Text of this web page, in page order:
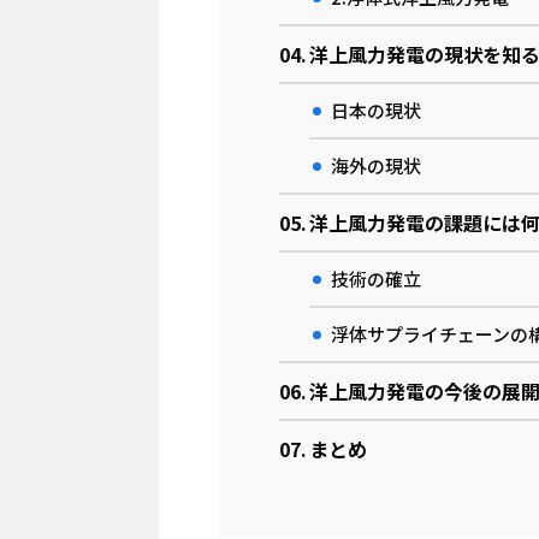
洋上風力発電の現状を知る
日本の現状
海外の現状
洋上風力発電の課題には
技術の確立
浮体サプライチェーンの
洋上風力発電の今後の展開
まとめ